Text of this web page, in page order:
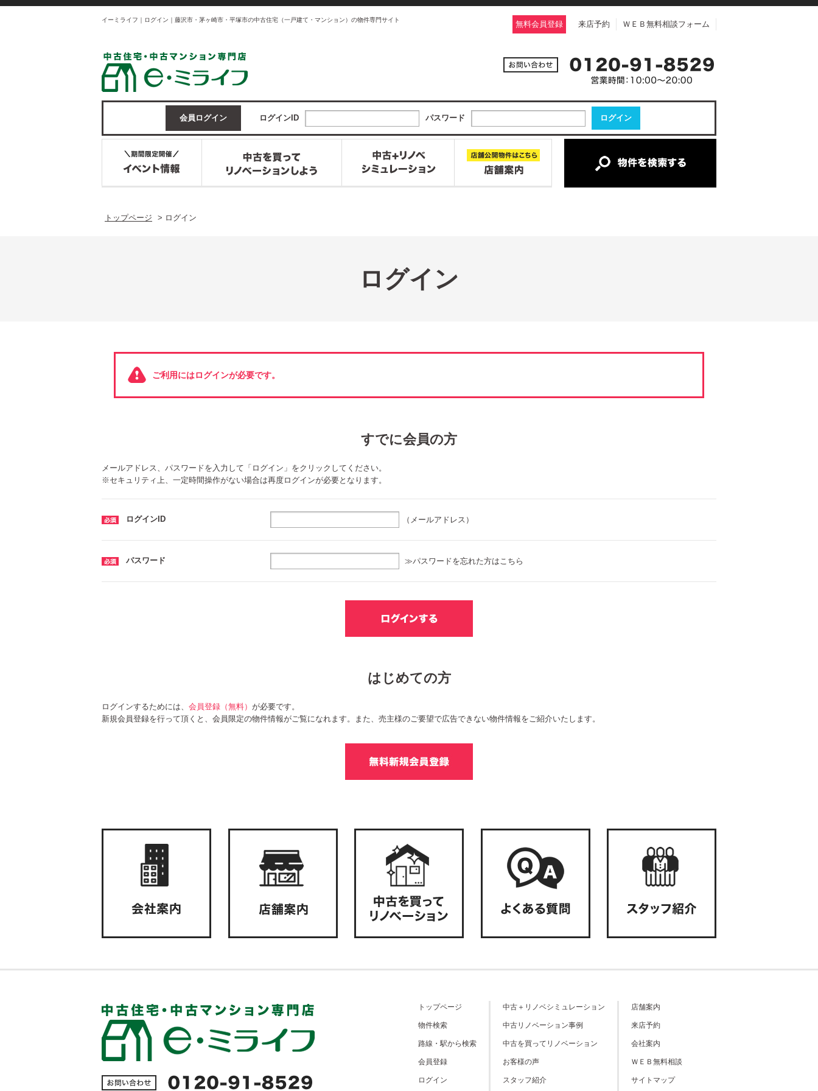
イーミライフ｜ログイン｜藤沢市・茅ヶ崎市・平塚市の中古住宅（一戸建て・マンション）の物件専門サイト 無料会員登録 来店予約 ＷＥＢ無料相談フォーム
会員ログイン ログインID パスワード
トップページ
> ログイン
ログイン
ご利用にはログインが必要です。
すでに会員の方
メールアドレス、パスワードを入力して「ログイン」をクリックしてください。
※セキュリティ上、一定時間操作がない場合は再度ログインが必要となります。
ログインID （メールアドレス）
パスワード ≫パスワードを忘れた方はこちら
はじめての方
ログインするためには、 会員登録（無料） が必要です。
新規会員登録を行って頂くと、会員限定の物件情報がご覧になれます。また、売主様のご要望で広告できない物件情報をご紹介いたします。
トップページ
物件検索
路線・駅から検索
会員登録
ログイン
中古＋リノベシミュレーション
中古リノベーション事例
中古を買ってリノベーション
お客様の声
スタッフ紹介
店舗案内
来店予約
会社案内
ＷＥＢ無料相談
サイトマップ